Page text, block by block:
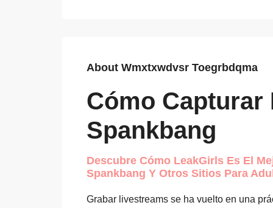
About Wmxtxwdvsr Toegrbdqma
Cómo Capturar
Spankbang
Descubre Cómo LeakGirls Es El
Spankbang Y Otros Sitios Para
Grabar livestreams se ha vuelto en una